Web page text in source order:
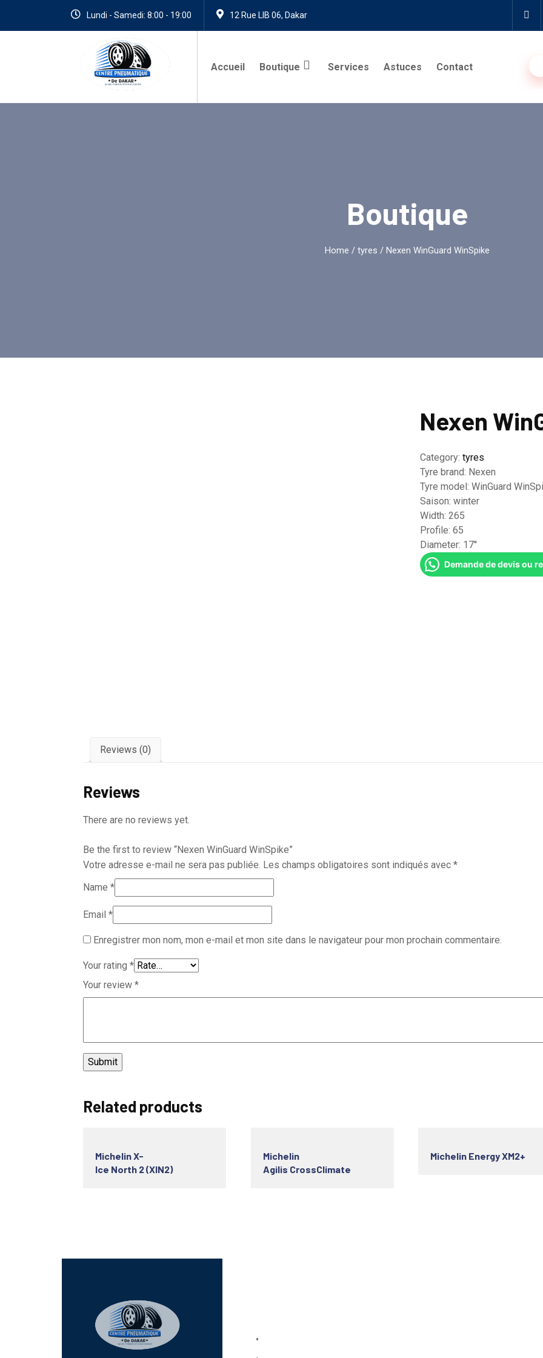
Lundi - Samedi: 8:00 - 19:00 12 Rue LIB 06, Dakar
Accueil Boutique Services Astuces Contact
Boutique
Home / tyres / Nexen WinGuard WinSpike
Nexen
Category:tyres
Tyre brand: Nexen
Tyre model:WinGuard
Saison:winter
Width:265
Profile:65
Diameter: 17''
Demande de devis ou
Reviews (0)
Reviews
There are no reviews yet.
Be the first to review “Nexen WinGuard WinSpike”
Votre adresse e-mail ne sera pas publiée. Les champs obligatoires sont indiqués avec *
Name *
Email *
Enregistrer mon nom, mon e-mail et mon site dans le navigateur pour mon prochain commentaire.
Your rating *
Your review *
Related products
Michelin X-
Ice North 2 (XIN2)
Michelin
Agilis CrossClimate
Michelin Energy XM2+